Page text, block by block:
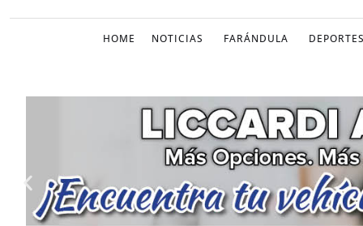
HOME NOTICIAS FARÁNDULA DEPORTES